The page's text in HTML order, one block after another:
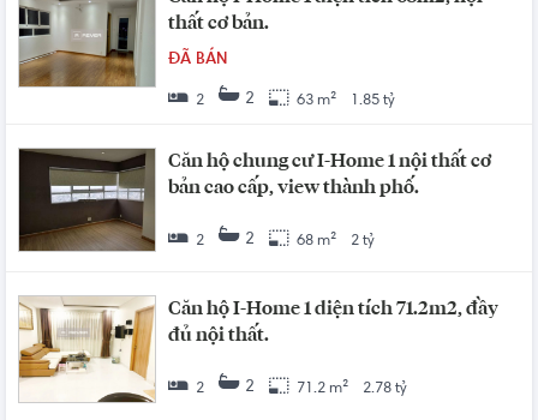
thất cơ bản.
ĐÃ BÁN
2 2 63 m² 1.85 tỷ
Căn hộ chung cư I-Home 1 nội thất cơ
bản cao cấp, view thành phố.
2 2 68 m² 2 tỷ
Căn hộ I-Home 1 diện tích 71.2m2, đầy
đủ nội thất.
2 2 71.2 m² 2.78 tỷ